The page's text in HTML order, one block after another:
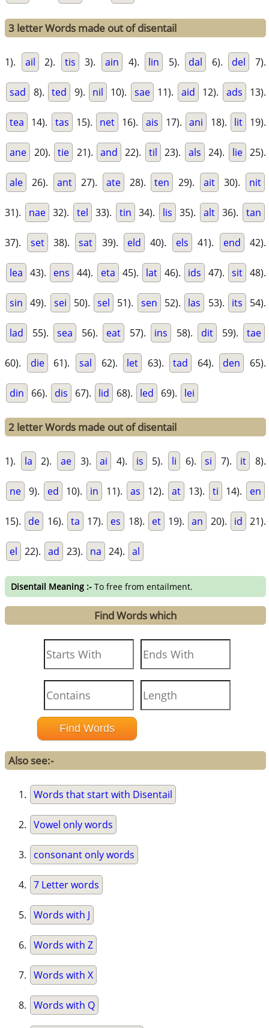
3 letter Words made out of disentail
1). ail 2). tis 3). ain 4). lin 5). dal 6). del 7).
sad 8). ted 9). nil 10). sae 11). aid 12). ads 13).
tea 14). tas 15). net 16). ais 17). ani 18). lit 19).
ane 20). tie 21). and 22). til 23). als 24). lie 25).
ale 26). ant 27). ate 28). ten 29). ait 30). nit
31). nae 32). tel 33). tin 34). lis 35). alt 36). tan
37). set 38). sat 39). eld 40). els 41). end 42).
lea 43). ens 44). eta 45). lat 46). ids 47). sit 48).
sin 49). sei 50). sel 51). sen 52). las 53). its 54).
lad 55). sea 56). eat 57). ins 58). dit 59). tae
60). die 61). sal 62). let 63). tad 64). den 65).
din 66). dis 67). lid 68). led 69). lei
2 letter Words made out of disentail
1). la 2). ae 3). ai 4). is 5). li 6). si 7). it 8).
ne 9). ed 10). in 11). as 12). at 13). ti 14). en
15). de 16). ta 17). es 18). et 19). an 20). id 21).
el 22). ad 23). na 24). al
Disentail Meaning :- To free from entailment.
Find Words which
Also see:-
Words that start with Disentail
Vowel only words
consonant only words
7 Letter words
Words with J
Words with Z
Words with X
Words with Q